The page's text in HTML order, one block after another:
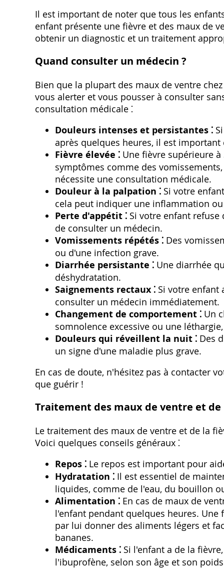
Il est important de noter que tous les
enfant présente une fièvre et des maux de
obtenir un diagnostic et un traitement
Quand consulter un médecin ?
Bien que la plupart des maux de ventre
vous alerter et vous pousser à consulter
consultation médicale ⁚
Douleurs intenses et persistantes ⁚
après quelques heures‚ il est
Fièvre élevée ⁚ Une fièvre supérieure à
symptômes comme des
nécessite une consultation médicale.
Douleur à la palpation ⁚ Si votre
cela peut indiquer une inflammation
Perte d'appétit ⁚ Si votre enfant
de consulter un médecin.
Vomissements répétés ⁚ Des
ou d'une infection grave.
Diarrhée persistante ⁚ Une diarrhée
déshydratation.
Saignements rectaux ⁚ Si votre enfant
consulter un médecin immédiatement.
Changement de comportement ⁚ Un
somnolence excessive ou une
Douleurs qui réveillent la nuit ⁚ Des
un signe d'une maladie plus grave.
En cas de doute‚ n'hésitez pas à contacter
que guérir !
Traitement des maux de ventre et
Le traitement des maux de ventre et de la
Voici quelques conseils généraux ⁚
Repos ⁚ Le repos est important pour
Hydratation ⁚ Il est essentiel de
liquides‚ comme de l'eau‚ du bouillon
Alimentation ⁚ En cas de maux de
l'enfant pendant quelques heures. Une
par lui donner des aliments légers et
bananes.
Médicaments ⁚ Si l'enfant a de la
l'ibuprofène‚ selon son âge et son